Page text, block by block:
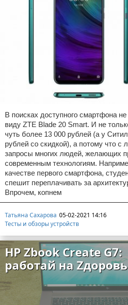
В поисках доступного смартфона
виду ZTE Blade 20 Smart. И не
чуть более 13 000 рублей (а у
рублей со скидкой), а потому что с
запросы многих людей, желающих
современным технологиям.
качестве первого смартфона,
спешит переплачивать за
Впрочем, копнем
Татьяна Сахарова 05-02-2021 14:16
Тесты и обзоры устройств
HP Zbook Create G7:
работай на